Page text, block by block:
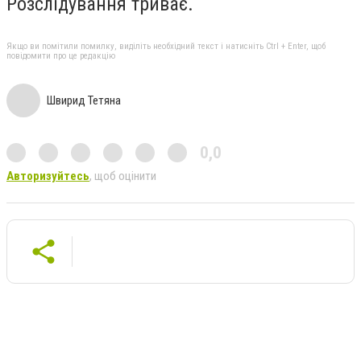
Якщо ви помітили помилку, виділіть необхідний текст і натисніть Ctrl + Enter, щоб
повідомити про це редакцію
Швирид Тетяна
0,0
Авторизуйтесь, щоб оцінити